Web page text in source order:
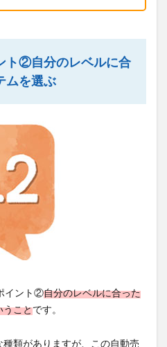
ト②自分のレベルに合
ムを選ぶ
イント②自分のレベルに合った
うことです。
類がありますが、この自動売